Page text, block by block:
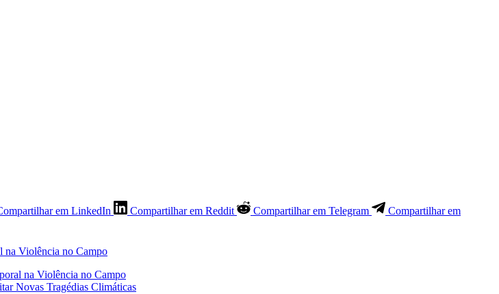
em LinkedIn Compartilhar em Reddit Compartilhar em Telegram
Compartilhar em
na Violência no Campo
Novas Tragédias Climáticas